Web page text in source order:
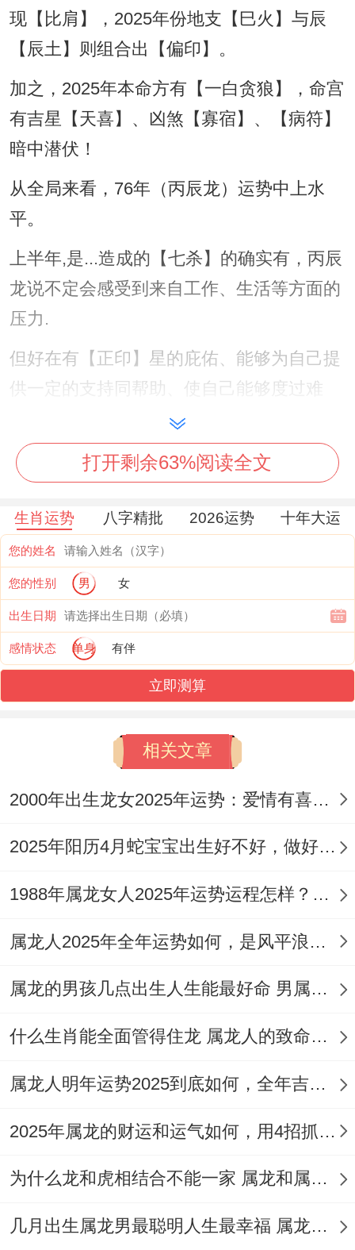
现【比肩】，2025年份地支【巳火】与辰
【辰土】则组合出【偏印】。
加之，2025年本命方有【一白贪狼】，命宫
有吉星【天喜】、凶煞【寡宿】、【病符】
暗中潜伏！
从全局来看，76年（丙辰龙）运势中上水
平。
上半年,是...造成的【七杀】的确实有，丙辰
龙说不定会感受到来自工作、生活等方面的
压力.
但好在有【正印】星的庇佑、能够为自己提
供一定的支持同帮助、使自己能够度过难
下半年，【比肩】与【偏印】的入局 - 则意
味着丙辰龙在人际关系跟事业发展上需要愈
注意。
比肩虽能带来助力，但也可能引发竞争同冲
突;而偏印则可能带来一些意外的机遇跟挑战
~得丙辰龙以更加圆融跟冷静的态度去面
对。
【4个方法冲出阴霾迎曙光】
丙辰龙在2025年需不一样注意健康问题 - 因
【病符】星的降临也许会引起身体出现不适
应 - 让丙辰龙在感情上感到孤独或失落。在
日常生活中多加注意身体健康，保持积极的
力与孤独感。
2:借【天喜】喜事多发
是帮扶的，正所谓“人逢喜事精神爽”，全年
要借助【天喜】给自己多一些喜气.
我有个朋友就遇到过，没问题参加一些喜庆
和荣誉.
打开剩余63%阅读全文
生肖运势 八字精批 2026运势 十年大运
您的姓名
您的性别 男 女
出生日期
感情状态 单身 有伴
立即测算
相关文章
2000年出生龙女2025年运势：爱情有喜有忧
2025年阳历4月蛇宝宝出生好不好，做好4点拥有美好未来
1988年属龙女人2025年运势运程怎样？能否低谷反弹
属龙人2025年全年运势如何，是风平浪静还是波澜壮阔
属龙的男孩几点出生人生能最好命 男属龙的性格和脾气都有哪些特征
什么生肖能全面管得住龙 属龙人的致命弱点都有哪些
属龙人明年运势2025到底如何，全年吉大于凶
2025年属龙的财运和运气如何，用4招抓住机遇财运涌来
为什么龙和虎相结合不能一家 属龙和属虎的婚姻能幸福的状况吗
几月出生属龙男最聪明人生最幸福 属龙人取名最旺运势的字